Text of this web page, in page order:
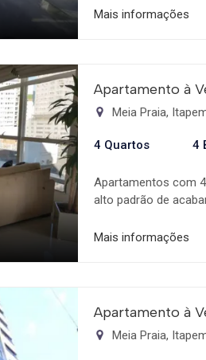
Mais informações
Apartamento à
Meia Praia,
4 Quartos 4
Apartamentos com
alto padrão de
- Piscina d' água e
Mais informações
Apartamento à
Meia Praia,